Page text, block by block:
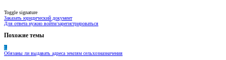
Toggle signature
Заказать юридический документ
Для ответа нужно войти/зарегистрироваться
Похожие темы
L
Обязаны ли выдавать адреса землям сельхозназначения